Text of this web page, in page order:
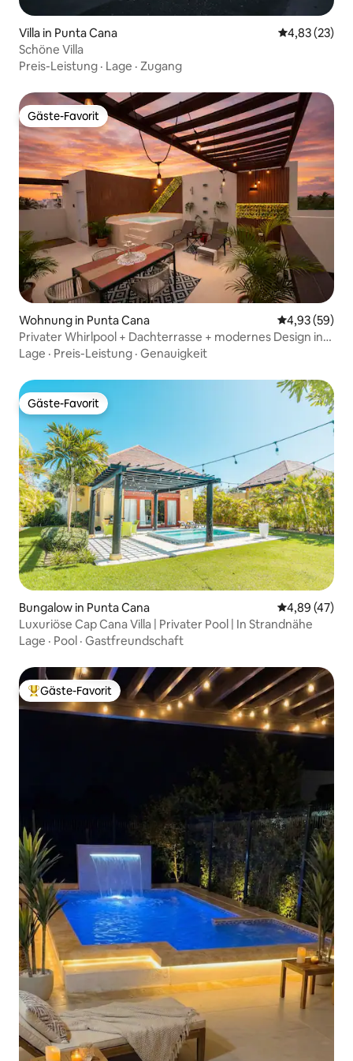
Villa in Punta Cana
4,83 (23)
Schöne Villa
Preis-Leistung · Lage · Zugang
Gäste-Favorit
Gäste-Favorit
Wohnung in Punta Cana
4,93 (59)
Privater Whirlpool + Dachterrasse + modernes Design in
Punta Cana
Lage · Preis-Leistung · Genauigkeit
Gäste-Favorit
Gäste-Favorit
Bungalow in Punta Cana
4,89 (47)
Luxuriöse Cap Cana Villa | Privater Pool | In Strandnähe
Lage · Pool · Gastfreundschaft
Beliebter Gäste-Favorit.
Gäste-Favorit